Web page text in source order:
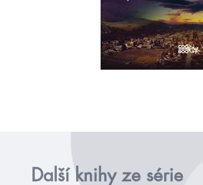
Další knihy ze série